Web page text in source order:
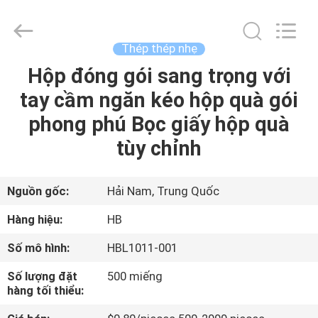
NHÀ
SẢN
VỀ
CHÚNG
TÔI
THAM
QUAN
Reserved.
Developed
Thép thép nhẹ
Hộp đóng gói sang trọng với
tay cầm ngăn kéo hộp quà gói
phong phú Bọc giấy hộp quà
tùy chỉnh
Nguồn gốc:
Hải Nam, Trung Quốc
Hàng hiệu:
HB
Số mô hình:
HBL1011-001
Số lượng đặt
hàng tối thiểu:
500 miếng